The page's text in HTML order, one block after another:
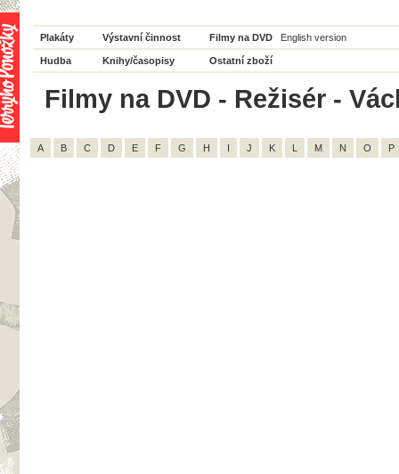
Plakáty Výstavní činnost Filmy na DVD English version
Hudba Knihy/časopisy Ostatní zboží
Filmy na DVD - Režisér -
A B C D E F G H I J K L M N O P